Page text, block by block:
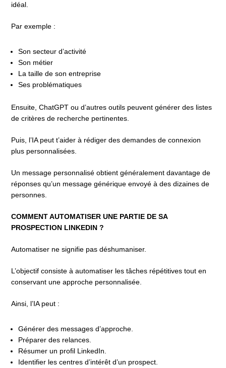
idéal.
Par exemple :
Son secteur d’activité
Son métier
La taille de son entreprise
Ses problématiques
Ensuite, ChatGPT ou d’autres outils peuvent générer des listes
de critères de recherche pertinentes.
Puis, l’IA peut t’aider à rédiger des demandes de connexion
plus personnalisées.
Un message personnalisé obtient généralement davantage de
réponses qu’un message générique envoyé à des dizaines de
personnes.
COMMENT AUTOMATISER UNE PARTIE DE SA
PROSPECTION LINKEDIN ?
Automatiser ne signifie pas déshumaniser.
L’objectif consiste à automatiser les tâches répétitives tout en
conservant une approche personnalisée.
Ainsi, l’IA peut :
Générer des messages d’approche.
Préparer des relances.
Résumer un profil LinkedIn.
Identifier les centres d’intérêt d’un prospect.